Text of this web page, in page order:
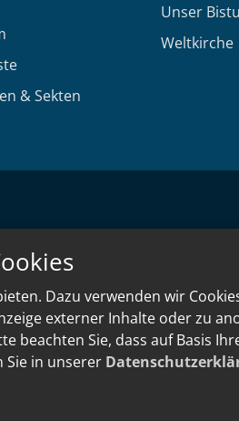
Dazu verwenden wir
externer Inhalte oder zu
beachten Sie, dass auf Basis
Sie in unserer
& Sekten
Unser
Weltkirche